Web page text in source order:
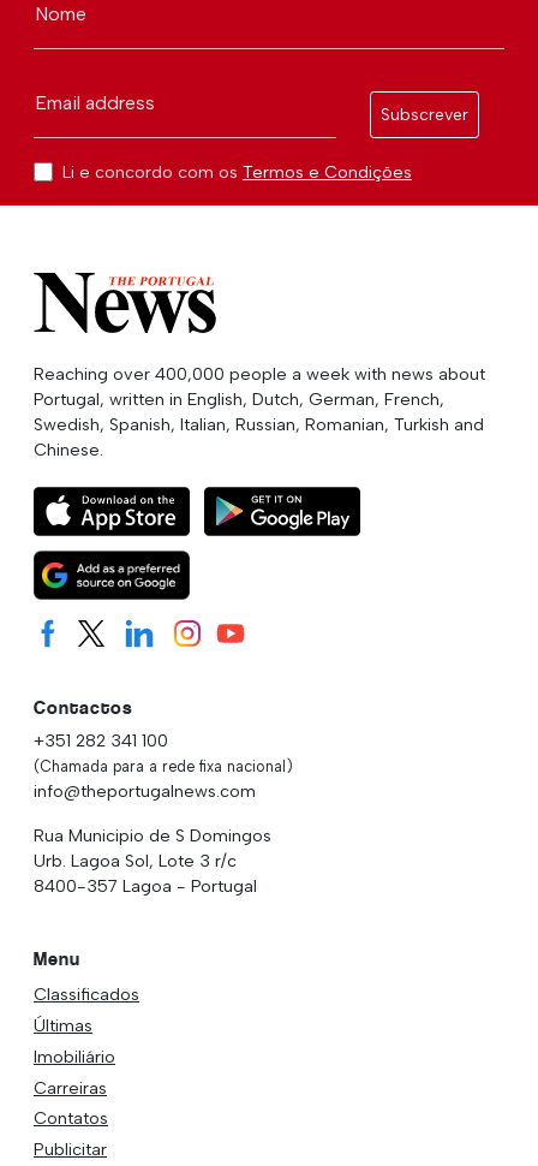
Nome
Email address
Subscrever
Li e concordo com os Termos e Condições
Reaching over 400,000 people a week with news about
Portugal, written in English, Dutch, German, French,
Swedish, Spanish, Italian, Russian, Romanian, Turkish and
Chinese.
Contactos
+351 282 341 100
(Chamada para a rede fixa nacional)
info@theportugalnews.com
Rua Municipio de S Domingos
Urb. Lagoa Sol, Lote 3 r/c
8400-357 Lagoa - Portugal
Menu
Classificados
Últimas
Imobiliário
Carreiras
Contatos
Publicitar